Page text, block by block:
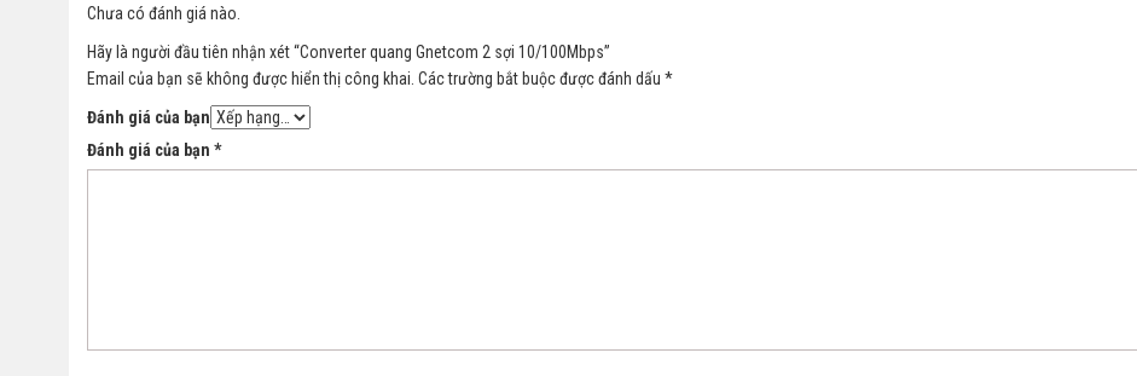
Chưa có đánh giá nào.
Hãy là người đầu tiên nhận xét “Converter quang Gnetcom 2 sợi 10/100Mbps”
Email của bạn sẽ không được hiển thị công khai. Các trường bắt buộc được đánh dấu *
Đánh giá của bạn
Đánh giá của bạn *